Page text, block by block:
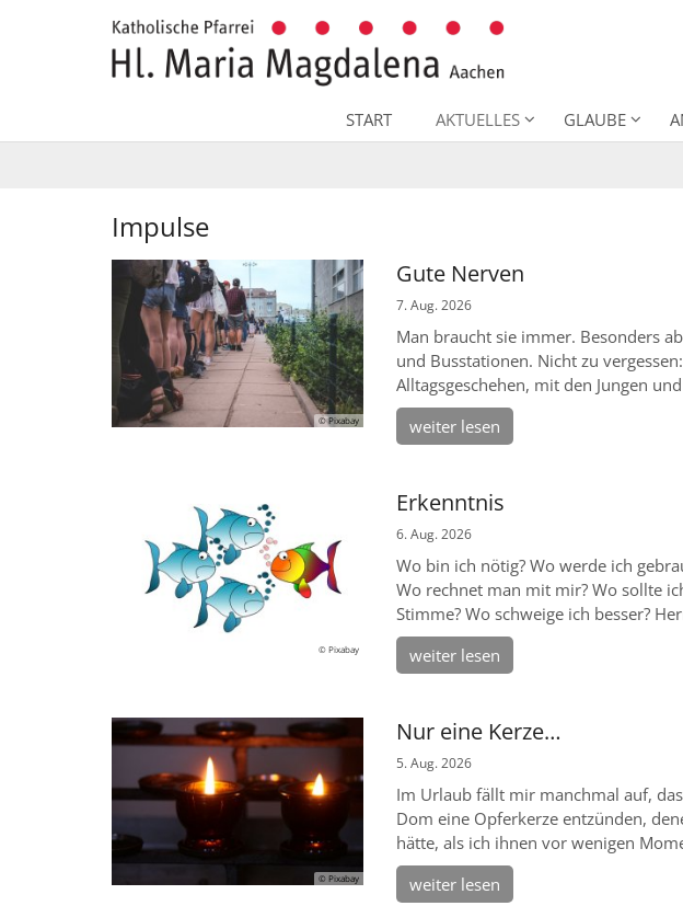
START AKTUELLES GLAUBE
Impulse
© Pixabay
Gute Nerven
7. Aug. 2026
Man braucht sie immer. Besonders
und Busstationen. Nicht zu
Alltagsgeschehen, mit den Jungen
weiter lesen
© Pixabay
Erkenntnis
6. Aug. 2026
Wo bin ich nötig? Wo werde ich
Wo rechnet man mit mir? Wo sollte
Stimme? Wo schweige ich besser?
weiter lesen
© Pixabay
Nur eine Kerze…
5. Aug. 2026
Im Urlaub fällt mir manchmal auf,
Dom eine Opferkerze entzünden,
hätte, als ich ihnen vor wenigen
weiter lesen